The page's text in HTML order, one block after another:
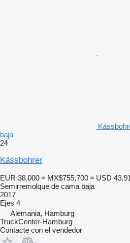
baja
24
Kässbohrer
EUR 38,000 ≈ MX$755,700 ≈ USD
Semirremolque de cama baja
2017
Ejes 4
Alemania, Hamburg
TruckCenter-Hamburg
Contacte con el vendedor